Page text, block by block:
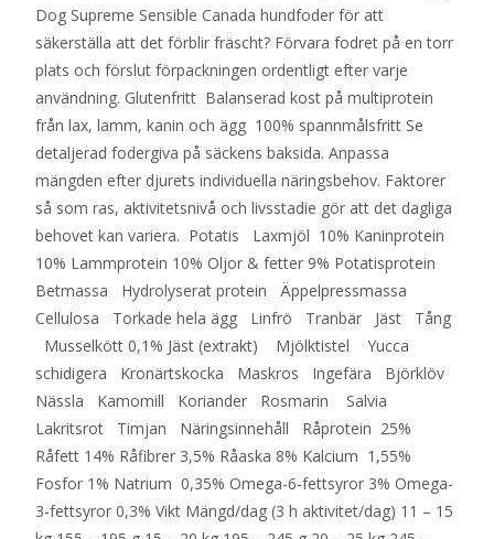
Dog Supreme Sensible Canada hundfoder för att
säkerställa att det förblir fräscht? Förvara fodret på en torr
plats och förslut förpackningen ordentligt efter varje
användning. Glutenfritt Balanserad kost på multiprotein
från lax, lamm, kanin och ägg 100% spannmålsfritt Se
detaljerad fodergiva på säckens baksida. Anpassa
mängden efter djurets individuella näringsbehov. Faktorer
så som ras, aktivitetsnivå och livsstadie gör att det dagliga
behovet kan variera. Potatis Laxmjöl 10% Kaninprotein
10% Lammprotein 10% Oljor & fetter 9% Potatisprotein
Betmassa Hydrolyserat protein Äppelpressmassa
Cellulosa Torkade hela ägg Linfrö Tranbär Jäst Tång
Musselkött 0,1% Jäst (extrakt) Mjölktistel Yucca
schidigera Kronärtskocka Maskros Ingefära Björklöv
Nässla Kamomill Koriander Rosmarin Salvia
Lakritsrot Timjan Näringsinnehåll Råprotein 25%
Råfett 14% Råfibrer 3,5% Råaska 8% Kalcium 1,55%
Fosfor 1% Natrium 0,35% Omega-6-fettsyror 3% Omega-
3-fettsyror 0,3% Vikt Mängd/dag (3 h aktivitet/dag) 11 – 15